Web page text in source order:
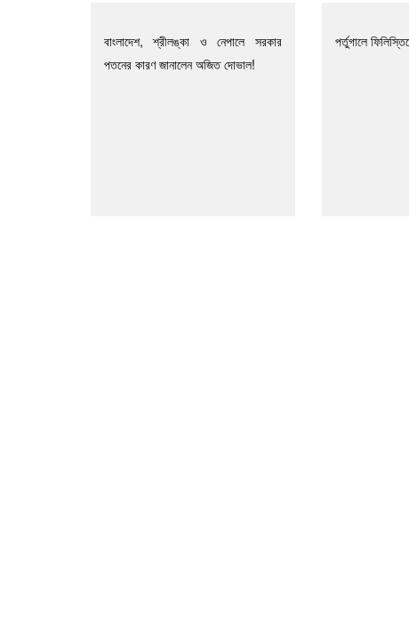
বাংলাদেশ, শ্রীলঙ্কা ও নেপালে সরকার
পতনের কারণ জানালেন অজিত দোভাল!
পর্তুগালে